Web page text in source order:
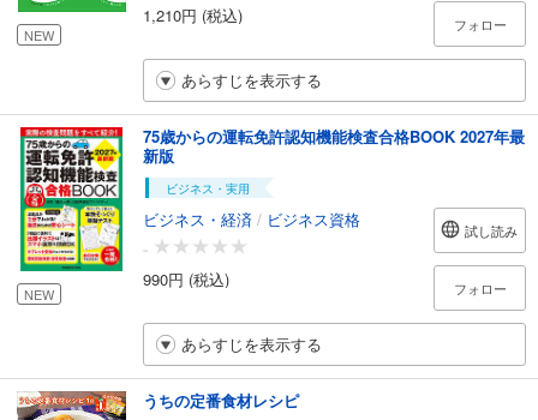
NEW
1,210円 (税込)
フォロー
あらすじを表示する
NEW
75歳からの運転免許認知機能検査合格BOOK 2027年最
新版
ビジネス・実用
ビジネス・経済 / ビジネス資格
-
990円 (税込)
試し読み
フォロー
あらすじを表示する
うちの定番食材レシピ